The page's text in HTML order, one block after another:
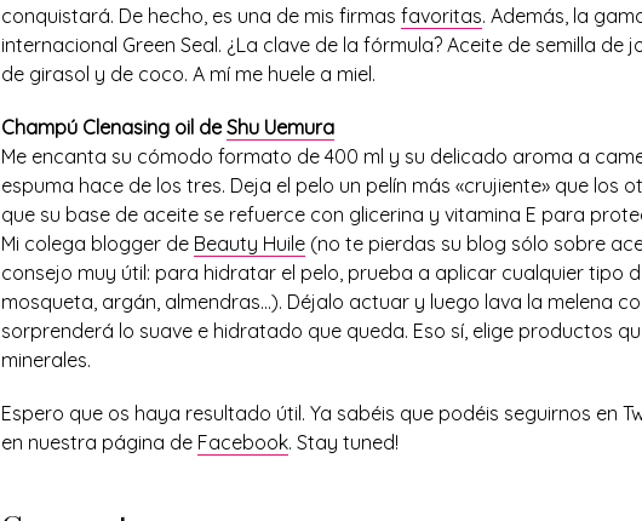
conquistará. De hecho, es una de mis firmas favoritas. Además, la
internacional Green Seal. ¿La clave de la fórmula? Aceite de semilla de
de girasol y de coco. A mí me huele a miel.
Champú Clenasing oil deShu Uemura
Me encanta su cómodo formato de 400 ml y su delicado aroma a
espuma hace de los tres. Deja el pelo un pelín más «crujiente» que los
que su base de aceite se refuerce con glicerina y vitamina E para
Mi colega blogger de Beauty Huile (no te pierdas su blog sólo sobre
consejo muy útil: para hidratar el pelo, prueba a aplicar cualquier tipo
mosqueta, argán, almendras…). Déjalo actuar y luego lava la melena
sorprenderá lo suave e hidratado que queda. Eso sí, elige productos
minerales.
Espero que os haya resultado útil. Ya sabéis que podéis seguirnos en
en nuestra página de Facebook. Stay tuned!